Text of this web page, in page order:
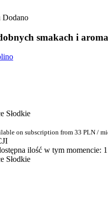
Dodano
smakach i
Słodkie
on subscription from 33 PLN /
ilość w tym momencie: 1
Słodkie